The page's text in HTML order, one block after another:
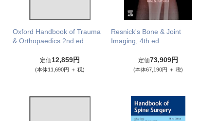
Oxford Handbook of Trauma
& Orthopaedics 2nd ed.
定価12,859円
(本体11,690円 ＋ 税)
Resnick's Bone & Joint
Imaging, 4th ed.
定価73,909円
(本体67,190円 ＋ 税)